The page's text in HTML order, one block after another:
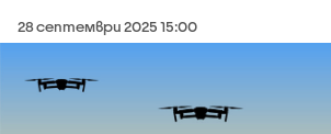
28 септември 2025 15:00